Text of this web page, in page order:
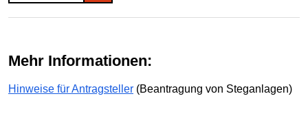
Mehr Informationen:
Hinweise für Antragsteller (Beantragung von Steganlagen)